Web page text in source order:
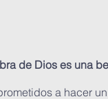
de Dios es una
a hacer